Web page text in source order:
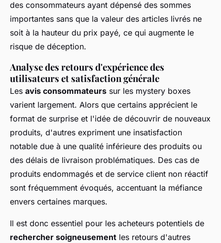
des consommateurs ayant dépensé des sommes
importantes sans que la valeur des articles livrés ne
soit à la hauteur du prix payé, ce qui augmente le
risque de déception.
Analyse des retours d'expérience des
utilisateurs et satisfaction générale
Les avis consommateurs sur les mystery boxes
varient largement. Alors que certains apprécient le
format de surprise et l'idée de découvrir de nouveaux
produits, d'autres expriment une insatisfaction
notable due à une qualité inférieure des produits ou
des délais de livraison problématiques. Des cas de
produits endommagés et de service client non réactif
sont fréquemment évoqués, accentuant la méfiance
envers certaines marques.
Il est donc essentiel pour les acheteurs potentiels de
rechercher soigneusement les retours d'autres